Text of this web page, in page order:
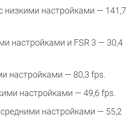
низкими настройками — 141,7
настройками и FSR 3 — 30,4
настройками — 80,3 fps.
настройками — 49,6 fps.
настройками — 55,2